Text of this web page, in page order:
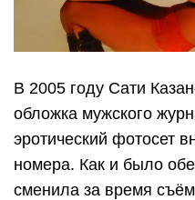
В 2005 году Сати
обложка мужского
эротический фотосет
номера. Как и было
сменила за время